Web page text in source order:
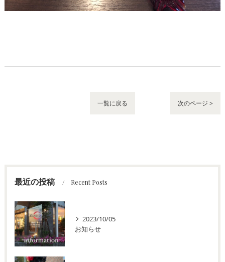
一覧に戻る 次のページ >
最近の投稿 Recent Posts
2023/10/05
お知らせ